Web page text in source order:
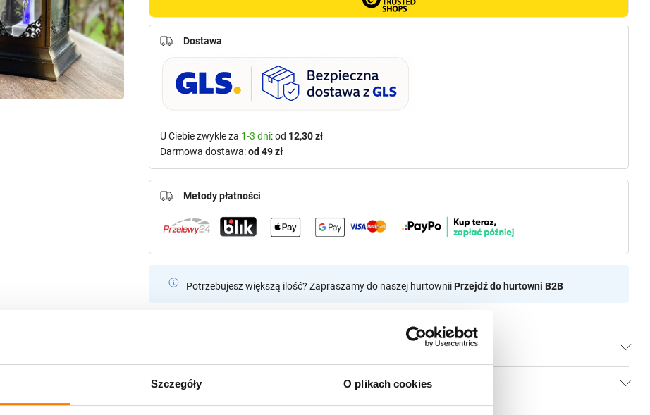
Szczegóły O plikach cookies
Potrzebujesz większą ilość? Zapraszamy do naszej hurtowniiPrzejdź do hurtowni B2B
Dostawa
U Ciebie zwykle za 1-3 dni: od 12,30 zł
Darmowa dostawa:od 49 zł
Metody płatności
Opinie klientów